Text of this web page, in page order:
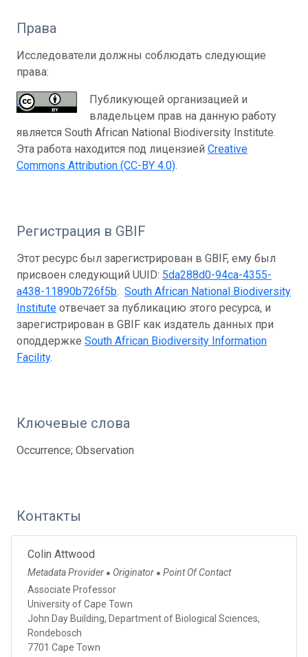
Права
Исследователи должны соблюдать следующие
права:
Публикующей организацией и
владельцем прав на данную работу
является South African National Biodiversity Institute.
Эта работа находится под лицензией Creative
Commons Attribution (CC-BY 4.0).
Регистрация в GBIF
Этот ресурс был зарегистрирован в GBIF, ему был
присвоен следующий UUID: 5da288d0-94ca-4355-
a438-11890b726f5b. South African National Biodiversity
Institute отвечает за публикацию этого ресурса, и
зарегистрирован в GBIF как издатель данных при
оподдержке South African Biodiversity Information
Facility.
Ключевые слова
Occurrence; Observation
Контакты
Colin Attwood
Metadata Provider ● Originator ● Point Of Contact
Associate Professor
University of Cape Town
John Day Building, Department of Biological Sciences,
Rondebosch
7701 Cape Town